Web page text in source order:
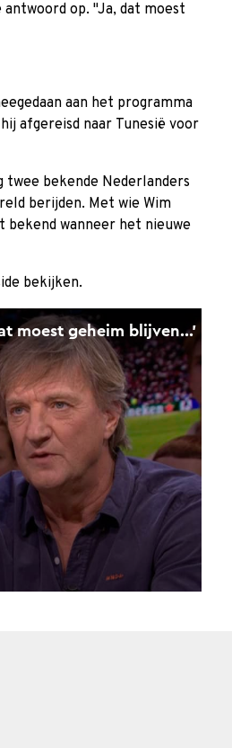
op. ''Ja, dat moest
aan het programma
afgereisd naar Tunesië voor
twee bekende Nederlanders
berijden. Met wie Wim
bekend wanneer het nieuwe
bekijken.